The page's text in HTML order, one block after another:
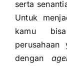
serta
Untuk
kamu
perusahaan
dengan